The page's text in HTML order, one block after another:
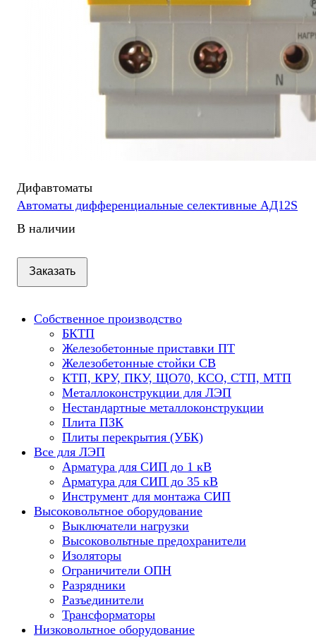
Дифавтоматы
Автоматы дифференциальные селективные АД12S
В наличии
Заказать
Собственное производство
БКТП
Железобетонные приставки ПТ
Железобетонные стойки СВ
КТП, КРУ, ПКУ, ЩО70, КСО, СТП, МТП
Металлоконструкции для ЛЭП
Нестандартные металлоконструкции
Плита ПЗК
Плиты перекрытия (УБК)
Все для ЛЭП
Арматура для СИП до 1 кВ
Арматура для СИП до 35 кВ
Инструмент для монтажа СИП
Высоковольтное оборудование
Выключатели нагрузки
Высоковольтные предохранители
Изоляторы
Ограничители ОПН
Разрядники
Разъединители
Трансформаторы
Низковольтное оборудование